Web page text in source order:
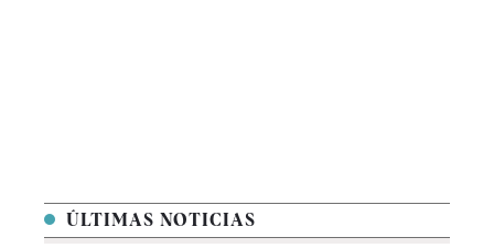
ÚLTIMAS NOTICIAS